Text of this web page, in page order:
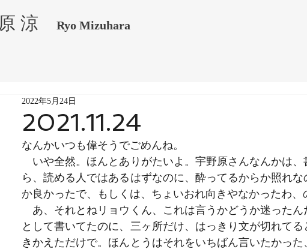
涼 Ryo Mizuhara
2021.11.24
2022年5月24日
なんかいつも偉そうでごめんね。
いや全然。ほんとありがたいよ。宇野原さんなんかは
ら、読める人ではあるはずなのに、酔ってるからか照れ
か良かったで、もしくは、ちょいおれ向きやなかったわ、
あ、それとねリョウくん、これは言うかどうか迷った
として書いてたのに、三ヶ所だけ、はっきり文が切れて
きかえただけで。ほんとうはそれをいちばん言いたかっ